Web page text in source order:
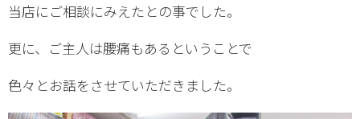
当店にご相談にみえたとの事でした。
更に、ご主人は腰痛もあるということで
色々とお話をさせていただきました。